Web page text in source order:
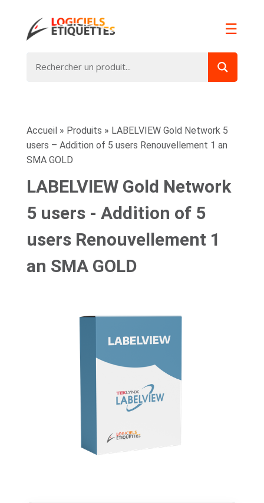
☰
Accueil » Produits » LABELVIEW Gold Network 5
users – Addition of 5 users Renouvellement 1 an
SMA GOLD
LABELVIEW Gold Network
5 users - Addition of 5
users Renouvellement 1
an SMA GOLD